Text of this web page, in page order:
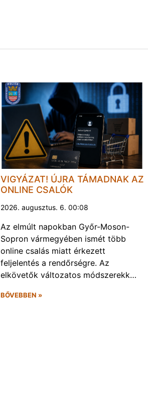
VIGYÁZAT! ÚJRA TÁMADNAK AZ
ONLINE CSALÓK
2026. augusztus. 6. 00:08
Az elmúlt napokban Győr-Moson-
Sopron vármegyében ismét több
online csalás miatt érkezett
feljelentés a rendőrségre. Az
elkövetők változatos módszerekk…
BŐVEBBEN »